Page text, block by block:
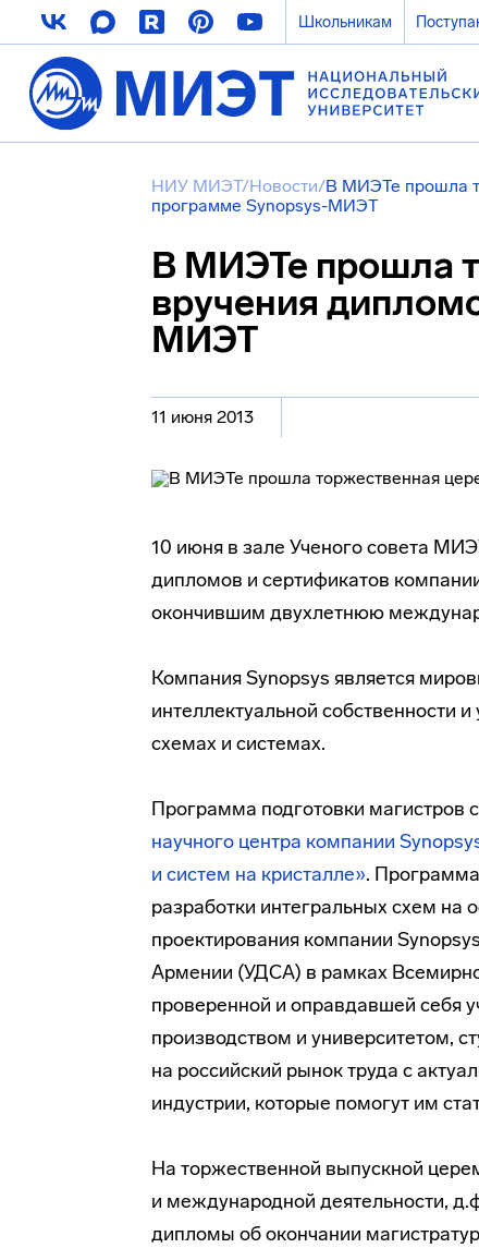
Школьникам
НИУ МИЭТ/Новости/В МИЭТе прошла
программе Synopsys-МИЭТ
В МИЭТе прошла
вручения
МИЭТ
11 июня 2013
10 июня в зале Ученого совета
дипломов и сертификатов
окончившим двухлетнюю
Компания Synopsys является
интеллектуальной собственности
схемах и системах.
Программа подготовки магистров
научного центра компании
и систем на кристалле».
разработки интегральных схем на
проектирования компании
Армении (УДСА) в рамках
проверенной и оправдавшей себя
производством и университетом,
на российский рынок труда с
индустрии, которые помогут им
На торжественной выпускной
и международной деятельности,
дипломы об окончании